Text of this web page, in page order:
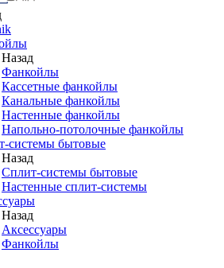
Назад
Фанкойлы
Кассетные фанкойлы
Канальные фанкойлы
Настенные фанкойлы
Напольно-потолочные фанкойлы
системы бытовые
Назад
Сплит-системы бытовые
Настенные сплит-системы
Назад
Аксессуары
Фанкойлы